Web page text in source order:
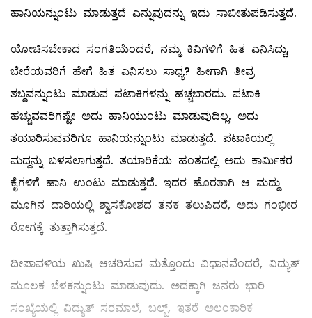
ಹಾನಿಯನ್ನುಂಟು ಮಾಡುತ್ತದೆ ಎನ್ನುವುದನ್ನು ಇದು ಸಾಬೀತುಪಡಿಸುತ್ತದೆ.
ಯೋಚಿಸಬೇಕಾದ ಸಂಗತಿಯೆಂದರೆ, ನಮ್ಮ ಕಿವಿಗಳಿಗೆ ಹಿತ ಎನಿಸಿದ್ದು,
ಬೇರೆಯವರಿಗೆ ಹೇಗೆ ಹಿತ ಎನಿಸಲು ಸಾಧ್ಯ? ಹೀಗಾಗಿ ತೀವ್ರ
ಶಬ್ದವನ್ನುಂಟು ಮಾಡುವ ಪಟಾಕಿಗಳನ್ನು ಹಚ್ಚಬಾರದು. ಪಟಾಕಿ
ಹಚ್ಚುವವರಿಗಷ್ಟೇ ಅದು ಹಾನಿಯುಂಟು ಮಾಡುವುದಿಲ್ಲ. ಅದು
ತಯಾರಿಸುವವರಿಗೂ ಹಾನಿಯನ್ನುಂಟು ಮಾಡುತ್ತದೆ. ಪಟಾಕಿಯಲ್ಲಿ
ಮದ್ದನ್ನು ಬಳಸಲಾಗುತ್ತದೆ. ತಯಾರಿಕೆಯ ಹಂತದಲ್ಲಿ ಅದು ಕಾರ್ಮಿಕರ
ಕೈಗಳಿಗೆ ಹಾನಿ ಉಂಟು ಮಾಡುತ್ತದೆ. ಇದರ ಹೊರತಾಗಿ ಆ ಮದ್ದು
ಮೂಗಿನ ದಾರಿಯಲ್ಲಿ ಶ್ವಾಸಕೋಶದ ತನಕ ತಲುಪಿದರೆ, ಅದು ಗಂಭೀರ
ರೋಗಕ್ಕೆ ತುತ್ತಾಗಿಸುತ್ತದೆ.
ದೀಪಾವಳಿಯ ಖುಷಿ ಆಚರಿಸುವ ಮತ್ತೊಂದು ವಿಧಾನವೆಂದರೆ, ವಿದ್ಯುತ್‌
ಮೂಲಕ ಬೆಳಕನ್ನುಂಟು ಮಾಡುವುದು. ಅದಕ್ಕಾಗಿ ಜನರು ಭಾರಿ
ಸಂಖ್ಯೆಯಲ್ಲಿ ವಿದ್ಯುತ್‌ ಸರಮಾಲೆ, ಬಲ್ಬ್, ಇತರೆ ಅಲಂಕಾರಿಕ